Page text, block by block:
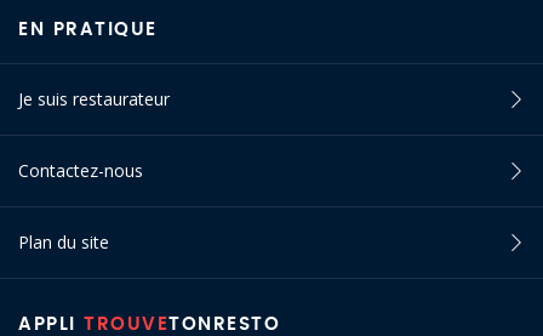
APPLI TROUVETONRESTO
EN PRATIQUE
Je suis restaurateur
Contactez-nous
Plan du site